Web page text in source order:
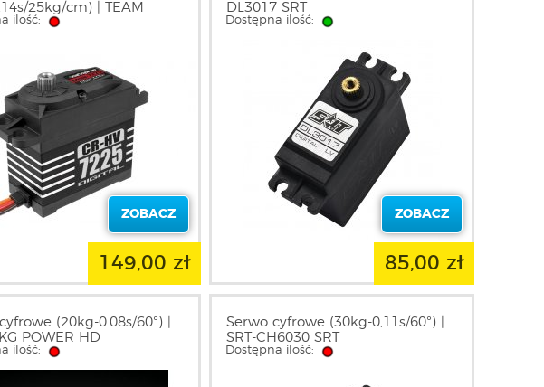
25kg/cm) | TEAM
ilość:
ZOBACZ
149,00 zł
DL3017 SRT
Dostępna ilość:
ZOBACZ
85,00 zł
(20kg-0.08s/60°) |
POWER HD
ilość:
Serwo cyfrowe (30kg-0,11s/60°) |
SRT-CH6030 SRT
Dostępna ilość: